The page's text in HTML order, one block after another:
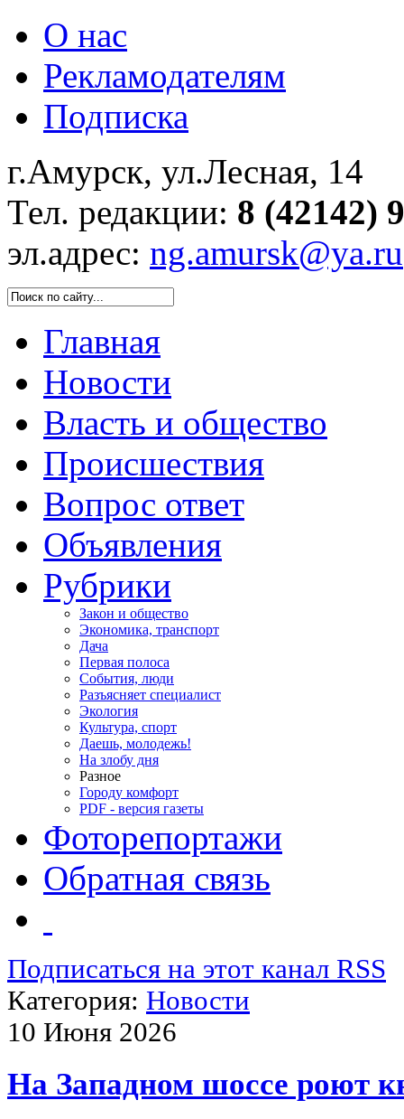
О нас
Рекламодателям
Подписка
г.Амурск, ул.Лесная, 14
Тел. редакции: 8 (42142)
эл.адрес: ng.amursk@ya.ru
Главная
Новости
Власть и общество
Происшествия
Вопрос ответ
Объявления
Рубрики
Закон и общество
Экономика, транспорт
Дача
Первая полоса
События, люди
Разъясняет специалист
Экология
Культура, спорт
Даешь, молодежь!
На злобу дня
Разное
Городу комфорт
PDF - версия газеты
Фоторепортажи
Обратная связь
Подписаться на этот канал RSS
Категория: Новости
10 Июня 2026
На Западном шоссе роют